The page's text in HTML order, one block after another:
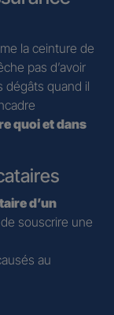
la ceinture de
pas d’avoir
dégâts quand il
quoi et dans
d’un
souscrire une
au